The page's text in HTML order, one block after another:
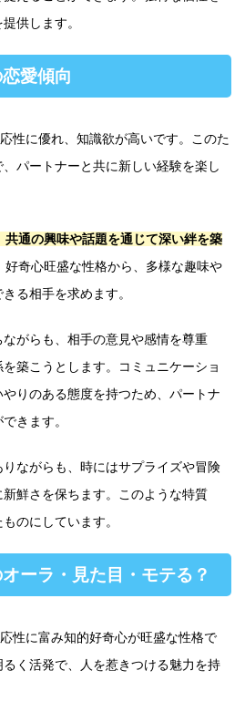
供します。
愛傾向
性に優れ、知識欲が高いです。このた
パートナーと共に新しい経験を楽し
共通の興味や話題を通じて深い絆を築
好奇心旺盛な性格から、多様な趣味や
る相手を求めます。
がらも、相手の意見や感情を尊重
築こうとします。コミュニケーショ
りのある態度を持つため、パートナ
きます。
ながらも、時にはサプライズや冒険
鮮さを保ちます。このような特質
のにしています。
ーラ・見た目・モテる？
性に富み知的好奇心が旺盛な性格で
く活発で、人を惹きつける魅力を持